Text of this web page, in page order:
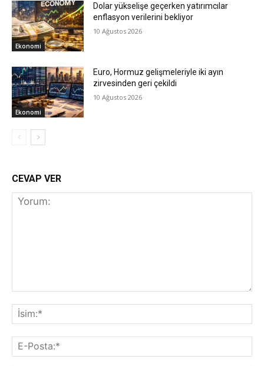
Ekonomi
Dolar yükselişe geçerken yatırımcılar
enflasyon verilerini bekliyor
10 Ağustos 2026
Ekonomi
Euro, Hormuz gelişmeleriyle iki ayın
zirvesinden geri çekildi
10 Ağustos 2026
CEVAP VER
Yorum:
E-